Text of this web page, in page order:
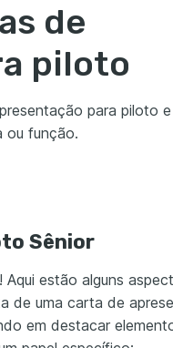
de
piloto
para piloto
ou função.
Sênior
Aqui estão alguns
de uma carta de
em destacar